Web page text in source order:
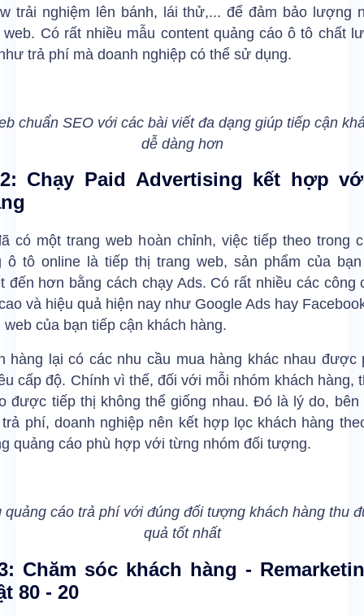
trải nghiệm lên bánh, lái thử,... để đảm bảo lượng
web. Có rất nhiều mẫu content quảng cáo ô tô chất
trả phí mà doanh nghiệp có thể sử dụng.
chuẩn SEO với các bài viết đa dạng giúp tiếp cận
dễ dàng hơn
Chạy Paid Advertising kết hợp
có một trang web hoàn chỉnh, việc tiếp theo trong
ô tô online là tiếp thị trang web, sản phẩm của
đến hơn bằng cách chạy Ads. Có rất nhiều các công
và hiệu quả hiện nay như Google Ads hay
của bạn tiếp cận khách hàng.
hàng lại có các nhu cầu mua hàng khác nhau được
cấp độ. Chính vì thế, đối với mỗi nhóm khách hàng,
được tiếp thị không thể giống nhau. Đó là lý do, bên
phí, doanh nghiệp nên kết hợp lọc khách hàng
quảng cáo phù hợp với từng nhóm đối tượng.
quảng cáo trả phí với đúng đối tượng khách hàng thu
quả tốt nhất
Chăm sóc khách hàng -
80 - 20